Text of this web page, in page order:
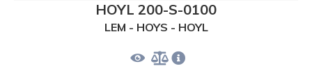
HOYL 200-S-0100
LEM - HOYS - HOYL